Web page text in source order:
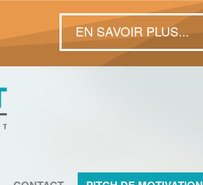
EN SAVOIR PLUS...